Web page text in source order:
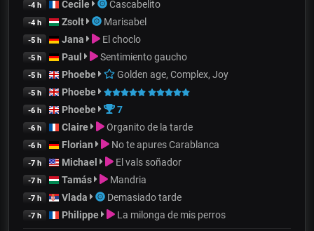
-4 h Cecile Cascabelito
-4 h Zsolt Marisabel
-5 h Jana El choclo
-5 h Paul Sentimiento gaucho
-5 h Phoebe Golden age, Complex, Joy
-5 h Phoebe
-6 h Phoebe 7
-6 h Claire Organito de la tarde
-6 h Florian No te apures Carablanca
-7 h Michael El vals soñador
-7 h Tamás Mandria
-7 h Vlada Demasiado tarde
-7 h Philippe La milonga de mis perros